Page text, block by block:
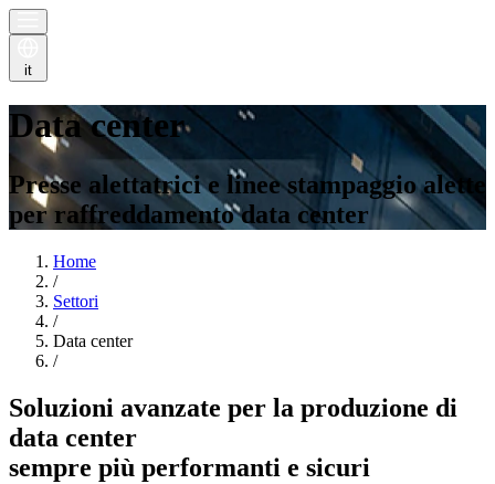
it
Data center
Presse alettatrici e linee stampaggio alette
per raffreddamento data center
Home
/
Settori
/
Data center
/
Soluzioni avanzate per la produzione di
data center
sempre più performanti e sicuri